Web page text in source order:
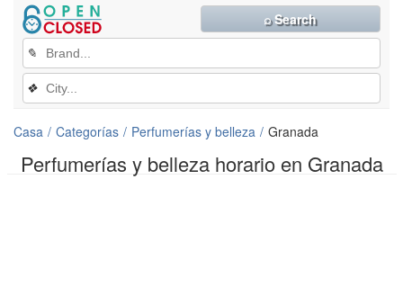
Perfumerías y belleza horario en Granada
✎
❖
⌕ Search
Casa Categorías Perfumerías y belleza Granada